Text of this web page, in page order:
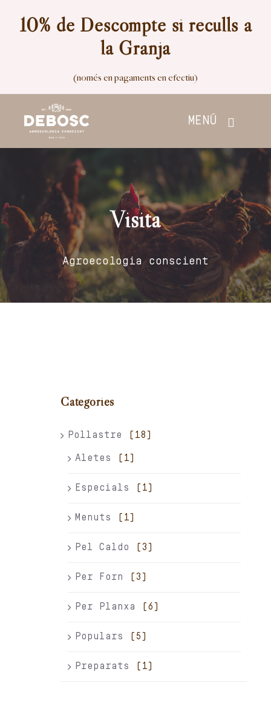
10% de Descompte si reculls a
la Granja
(només en pagaments en efectiu)
MENÚ
Nosaltres
Carret
Visita
Agroecologia conscient
Categories
Pollastre (18)
Aletes (1)
Especials (1)
Menuts (1)
Pel Caldo (3)
Per Forn (3)
Per Planxa (6)
Populars (5)
Preparats (1)